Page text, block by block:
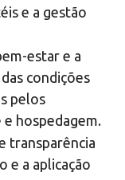
e a gestão
estar e a
condições
pelos
hospedagem.
transparência
e a aplicação